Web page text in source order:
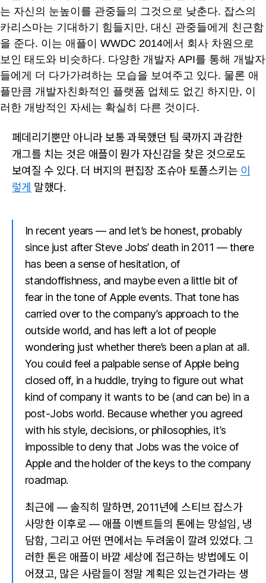
는 자신의 눈높이를 관중들의 그것으로 낮춘다. 잡스의
카리스마는 기대하기 힘들지만, 대신 관중들에게 친근함
을 준다. 이는 애플이 WWDC 2014에서 회사 차원으로
보인 태도와 비슷하다. 다양한 개발자 API를 통해 개발자
들에게 더 다가가려하는 모습을 보여주고 있다. 물론 애
플만큼 개발자친화적인 플랫폼 업체도 없긴 하지만, 이
러한 개방적인 자세는 확실히 다른 것이다.
페데리기뿐만 아니라 보통 과묵했던 팀 쿡까지 과감한
개그를 치는 것은 애플이 뭔가 자신감을 찾은 것으로도
보여질 수 있다. 더 버지의 편집장 조슈아 토폴스키는 이
렇게 말했다.
In recent years — and let’s be honest, probably
since just after Steve Jobs’ death in 2011 — there
has been a sense of hesitation, of
standoffishness, and maybe even a little bit of
fear in the tone of Apple events. That tone has
carried over to the company’s approach to the
outside world, and has left a lot of people
wondering just whether there’s been a plan at all.
You could feel a palpable sense of Apple being
closed off, in a huddle, trying to figure out what
kind of company it wants to be (and can be) in a
post-Jobs world. Because whether you agreed
with his style, decisions, or philosophies, it’s
impossible to deny that Jobs was the voice of
Apple and the holder of the keys to the company
roadmap.
최근에 — 솔직히 말하면, 2011년에 스티브 잡스가
사망한 이후로 — 애플 이벤트들의 톤에는 망설임, 냉
담함, 그리고 어떤 면에서는 두려움이 깔려 있었다. 그
러한 톤은 애플이 바깥 세상에 접근하는 방법에도 이
어졌고, 많은 사람들이 정말 계획은 있는건가라는 생